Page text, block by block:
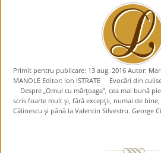
Primit pentru publicare: 13 aug. 2016 Autor:
MANOLE Editor: Ion ISTRATE Evocări din
Despre „Omul cu mârţoaga”, cea mai bună
scris foarte mult şi, fără excepţii, numai de
Călinescu şi până la Valentin Silvestru. George